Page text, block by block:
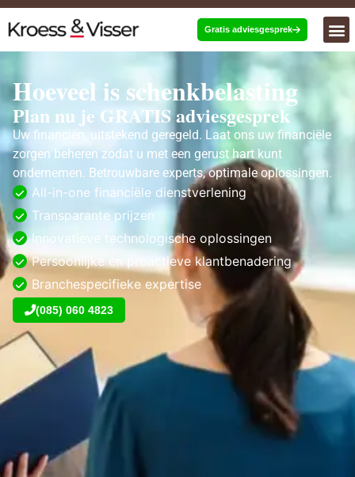
Gratis adviesgesprek
Hoeveel is schenkbelasting
Plan nu je GRATIS adviesgesprek
Uw financiën, uitstekend geregeld. Laat ons uw financiële
zorgen beheren zodat u met een gerust hart kunt
ondernemen. Betrouwbare experts, optimale oplossingen.
All-in-one financiële dienstverlening
Transparante prijzen
Innovatieve technologische oplossingen
Persoonlijke en proactieve klantbenadering
Branchespecifieke expertise
(085) 060 4823